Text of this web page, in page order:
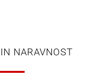
NARAVNOST